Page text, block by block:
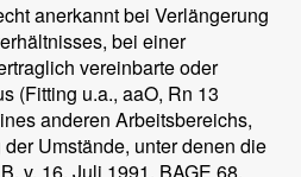
anerkannt bei Verlängerung
bei einer
vereinbarte oder
(Fitting u.a., aaO, Rn 13
anderen Arbeitsbereichs,
Umstände, unter denen die